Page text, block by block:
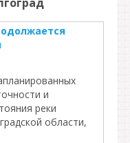
и
реки
области,